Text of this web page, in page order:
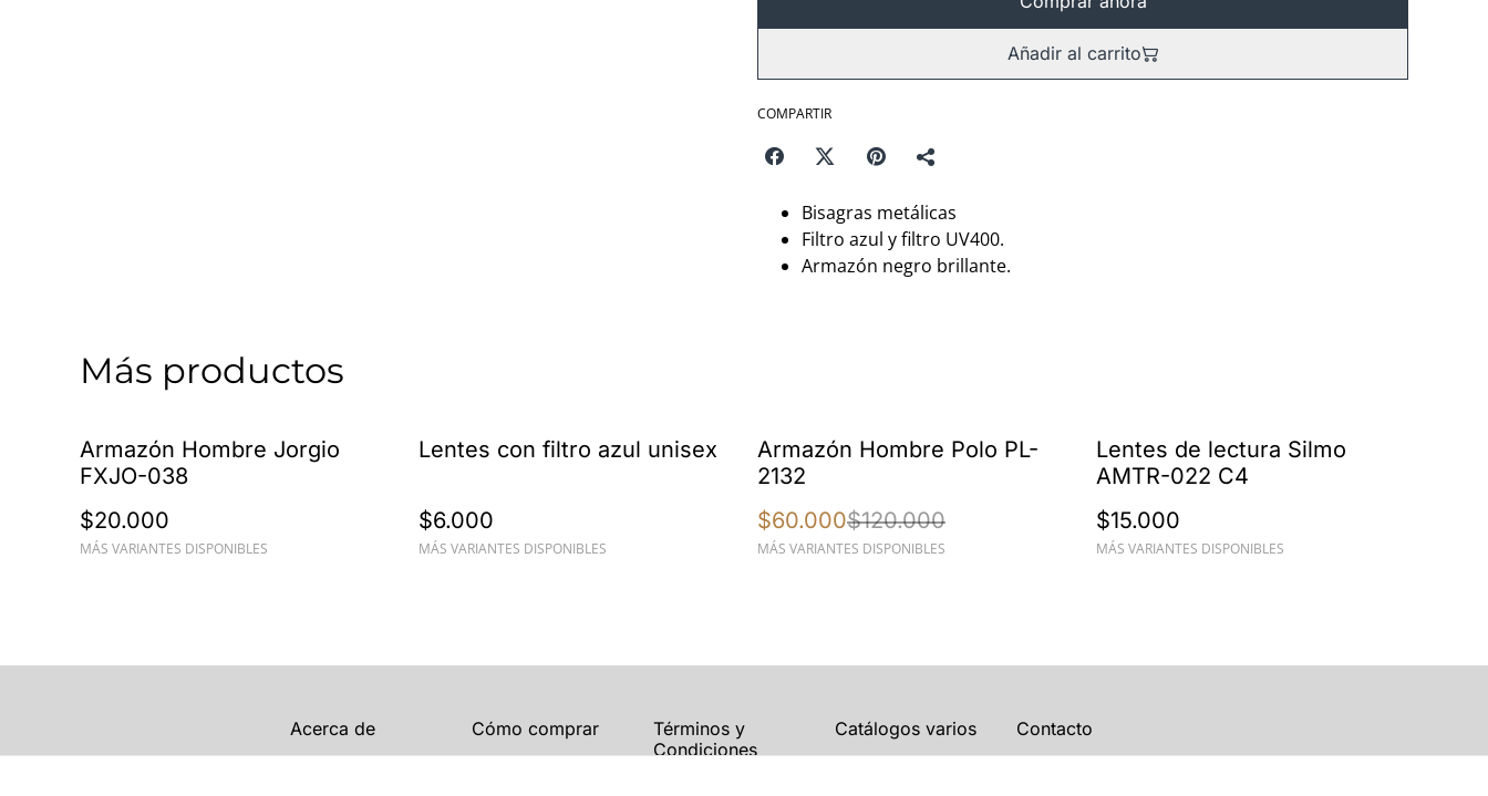
Añadir al carrito
COMPARTIR
Bisagras metálicas
Filtro azul y filtro UV400.
Armazón negro brillante.
Más productos
Armazón Hombre Jorgio
FXJO-038
$20.000
MÁS VARIANTES DISPONIBLES
Lentes con filtro azul unisex
$6.000
MÁS VARIANTES DISPONIBLES
%
Armazón Hombre Polo PL-
2132
$60.000$120.000
MÁS VARIANTES DISPONIBLES
Lentes de lectura Silmo
AMTR-022 C4
$15.000
MÁS VARIANTES DISPONIBLES
Acerca de Cómo comprar
Términos y
Condiciones
Catálogos varios Contacto